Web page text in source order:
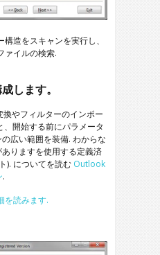
造をスキャンを実行し、
ァイルの検索.
します。
換やフィルターのインポー
、開始する前にパラメータ
広い範囲を装備. わからな
りますを使用する定義済
). についてを読む Outlook
.
を読みます.